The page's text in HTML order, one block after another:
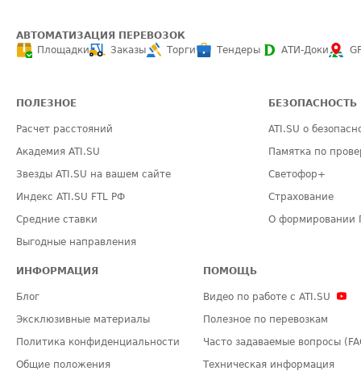
АВТОМАТИЗАЦИЯ ПЕРЕВОЗОК
Площадки
Заказы Торги Тендеры АТИ-Доки
ПОЛЕЗНОЕ
Расчет расстояний
Академия ATI.SU
Звезды ATI.SU на вашем сайте
Индекс ATI.SU FTL РФ
Средние ставки
Выгодные направления
БЕЗОПАСНОСТЬ
ATI.SU о
Памятка по
Светофор+
Страхование
О формировании
ИНФОРМАЦИЯ
Блог
Эксклюзивные материалы
Политика конфиденциальности
Общие положения
ПОМОЩЬ
Видео по работе с ATI.SU
Полезное по перевозкам
Часто задаваемые вопросы
Техническая информация